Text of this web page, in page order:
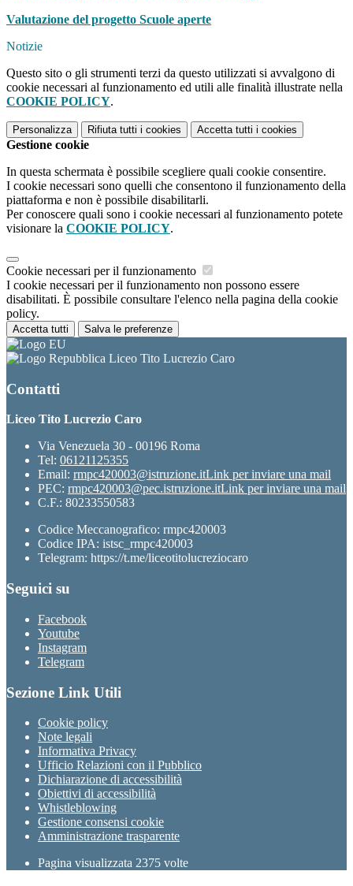
Valutazione del progetto Scuole aperte
Notizie
Questo sito o gli strumenti terzi da questo utilizzati si avvalgono di
cookie necessari al funzionamento ed utili alle finalità illustrate nella
COOKIE POLICY.
Personalizza Rifiuta tutti i cookies Accetta tutti i cookies
Gestione cookie
In questa schermata è possibile scegliere quali cookie consentire.
I cookie necessari sono quelli che consentono il funzionamento della
piattaforma e non è possibile disabilitarli.
Per conoscere quali sono i cookie necessari al funzionamento potete
visionare la COOKIE POLICY.
Cookie necessari per il funzionamento
I cookie necessari per il funzionamento non possono essere
disabilitati. È possibile consultare l'elenco nella pagina della cookie
policy.
Accetta tutti Salva le preferenze
Liceo Tito Lucrezio Caro
Contatti
Liceo Tito Lucrezio Caro
Via Venezuela 30 - 00196 Roma
Tel: 06121125355
Email: rmpc420003@istruzione.itLink per inviare una mail
PEC: rmpc420003@pec.istruzione.itLink per inviare una mail
C.F.: 80233550583
Codice Meccanografico: rmpc420003
Codice IPA: istsc_rmpc420003
Telegram: https://t.me/liceotitolucreziocaro
Seguici su
Facebook
Youtube
Instagram
Telegram
Sezione Link Utili
Cookie policy
Note legali
Informativa Privacy
Ufficio Relazioni con il Pubblico
Dichiarazione di accessibilità
Obiettivi di accessibilità
Whistleblowing
Gestione consensi cookie
Amministrazione trasparente
Pagina visualizzata 2375 volte